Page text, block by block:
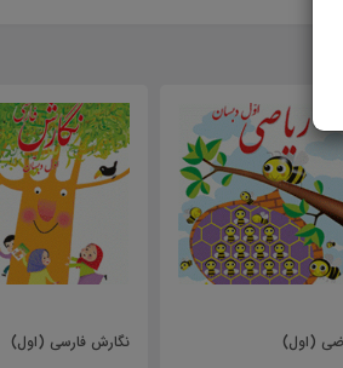
نگارش فارسی (اول) فارسی (اول)